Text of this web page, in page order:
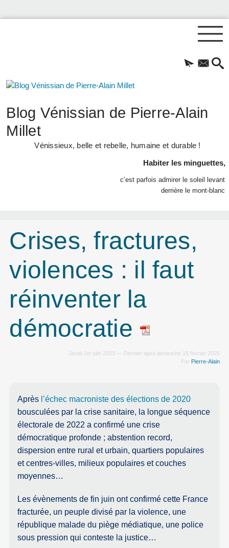
Blog Vénissian de Pierre-Alain
Millet
Vénissieux, belle et rebelle, humaine et durable !
Habiter les minguettes,
c’est parfois admirer le soleil levant
derrière le mont-blanc
Crises, fractures,
violences : il faut
réinventer la
démocratie
Jeudi 1er juin 2023 — Dernier ajout dimanche 16 février 2025
Par Pierre-Alain
Après l’échec macroniste des élections de 2020
bousculées par la crise sanitaire, la longue séquence
électorale de 2022 a confirmé une crise
démocratique profonde ; abstention record,
dispersion entre rural et urbain, quartiers populaires
et centres-villes, milieux populaires et couches
moyennes…
Les évènements de fin juin ont confirmé cette France
fracturée, un peuple divisé par la violence, une
république malade du piège médiatique, une police
sous pression qui conteste la justice…